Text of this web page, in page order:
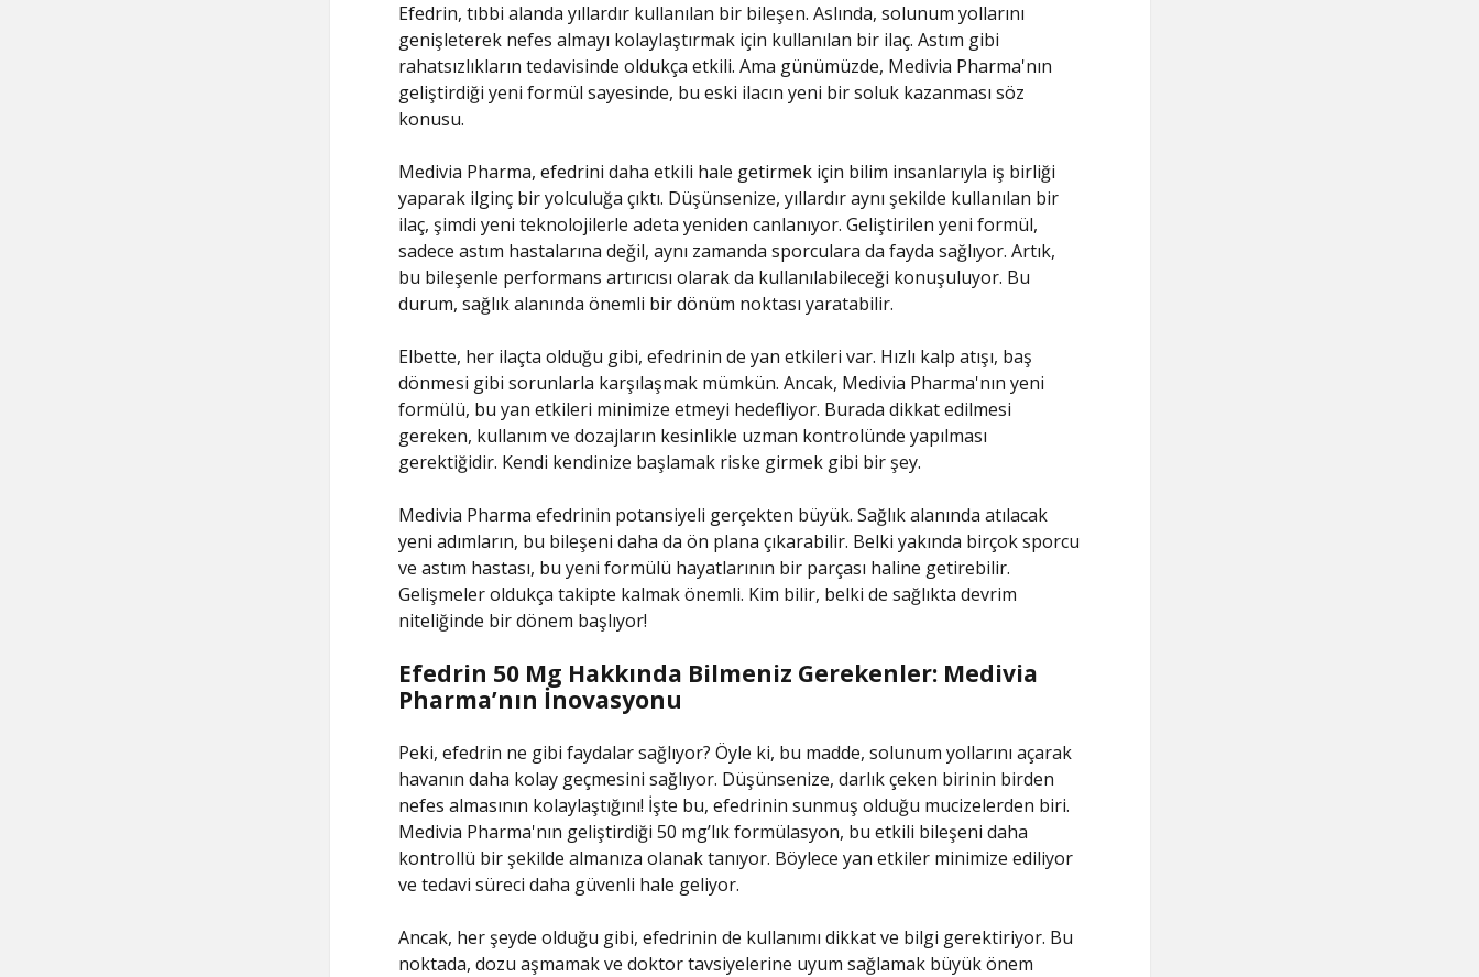
Efedrin, tıbbi alanda yıllardır kullanılan bir bileşen. Aslında, solunum yollarını
genişleterek nefes almayı kolaylaştırmak için kullanılan bir ilaç. Astım gibi
rahatsızlıkların tedavisinde oldukça etkili. Ama günümüzde, Medivia Pharma'nın
geliştirdiği yeni formül sayesinde, bu eski ilacın yeni bir soluk kazanması söz
konusu.
Medivia Pharma, efedrini daha etkili hale getirmek için bilim insanlarıyla iş birliği
yaparak ilginç bir yolculuğa çıktı. Düşünsenize, yıllardır aynı şekilde kullanılan bir
ilaç, şimdi yeni teknolojilerle adeta yeniden canlanıyor. Geliştirilen yeni formül,
sadece astım hastalarına değil, aynı zamanda sporculara da fayda sağlıyor. Artık,
bu bileşenle performans artırıcısı olarak da kullanılabileceği konuşuluyor. Bu
durum, sağlık alanında önemli bir dönüm noktası yaratabilir.
Elbette, her ilaçta olduğu gibi, efedrinin de yan etkileri var. Hızlı kalp atışı, baş
dönmesi gibi sorunlarla karşılaşmak mümkün. Ancak, Medivia Pharma'nın yeni
formülü, bu yan etkileri minimize etmeyi hedefliyor. Burada dikkat edilmesi
gereken, kullanım ve dozajların kesinlikle uzman kontrolünde yapılması
gerektiğidir. Kendi kendinize başlamak riske girmek gibi bir şey.
Medivia Pharma efedrinin potansiyeli gerçekten büyük. Sağlık alanında atılacak
yeni adımların, bu bileşeni daha da ön plana çıkarabilir. Belki yakında birçok sporcu
ve astım hastası, bu yeni formülü hayatlarının bir parçası haline getirebilir.
Gelişmeler oldukça takipte kalmak önemli. Kim bilir, belki de sağlıkta devrim
niteliğinde bir dönem başlıyor!
Efedrin 50 Mg Hakkında Bilmeniz Gerekenler: Medivia
Pharma’nın İnovasyonu
Peki, efedrin ne gibi faydalar sağlıyor? Öyle ki, bu madde, solunum yollarını açarak
havanın daha kolay geçmesini sağlıyor. Düşünsenize, darlık çeken birinin birden
nefes almasının kolaylaştığını! İşte bu, efedrinin sunmuş olduğu mucizelerden biri.
Medivia Pharma'nın geliştirdiği 50 mg’lık formülasyon, bu etkili bileşeni daha
kontrollü bir şekilde almanıza olanak tanıyor. Böylece yan etkiler minimize ediliyor
ve tedavi süreci daha güvenli hale geliyor.
Ancak, her şeyde olduğu gibi, efedrinin de kullanımı dikkat ve bilgi gerektiriyor. Bu
noktada, dozu aşmamak ve doktor tavsiyelerine uyum sağlamak büyük önem